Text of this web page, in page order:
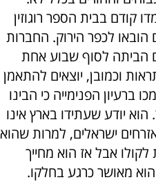
קודם בבית הספר רוגוזין
לכפר הירוק. החברות
הביתה לסוף שבוע אחת
וכמובן, יוצאים להתאמן
ברעיון הפנימייה כי הבינו
יודע שעתידו בארץ אינו
ישראלים, למרות שהוא
אבל אז הוא מחייך
מאושר כרגע בחלקו.